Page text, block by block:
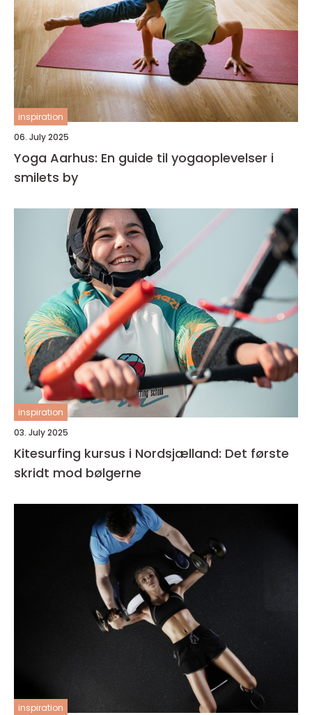
inspiration
06. July 2025
Yoga Aarhus: En guide til yogaoplevelser i
smilets by
inspiration
03. July 2025
Kitesurfing kursus i Nordsjælland: Det første
skridt mod bølgerne
inspiration